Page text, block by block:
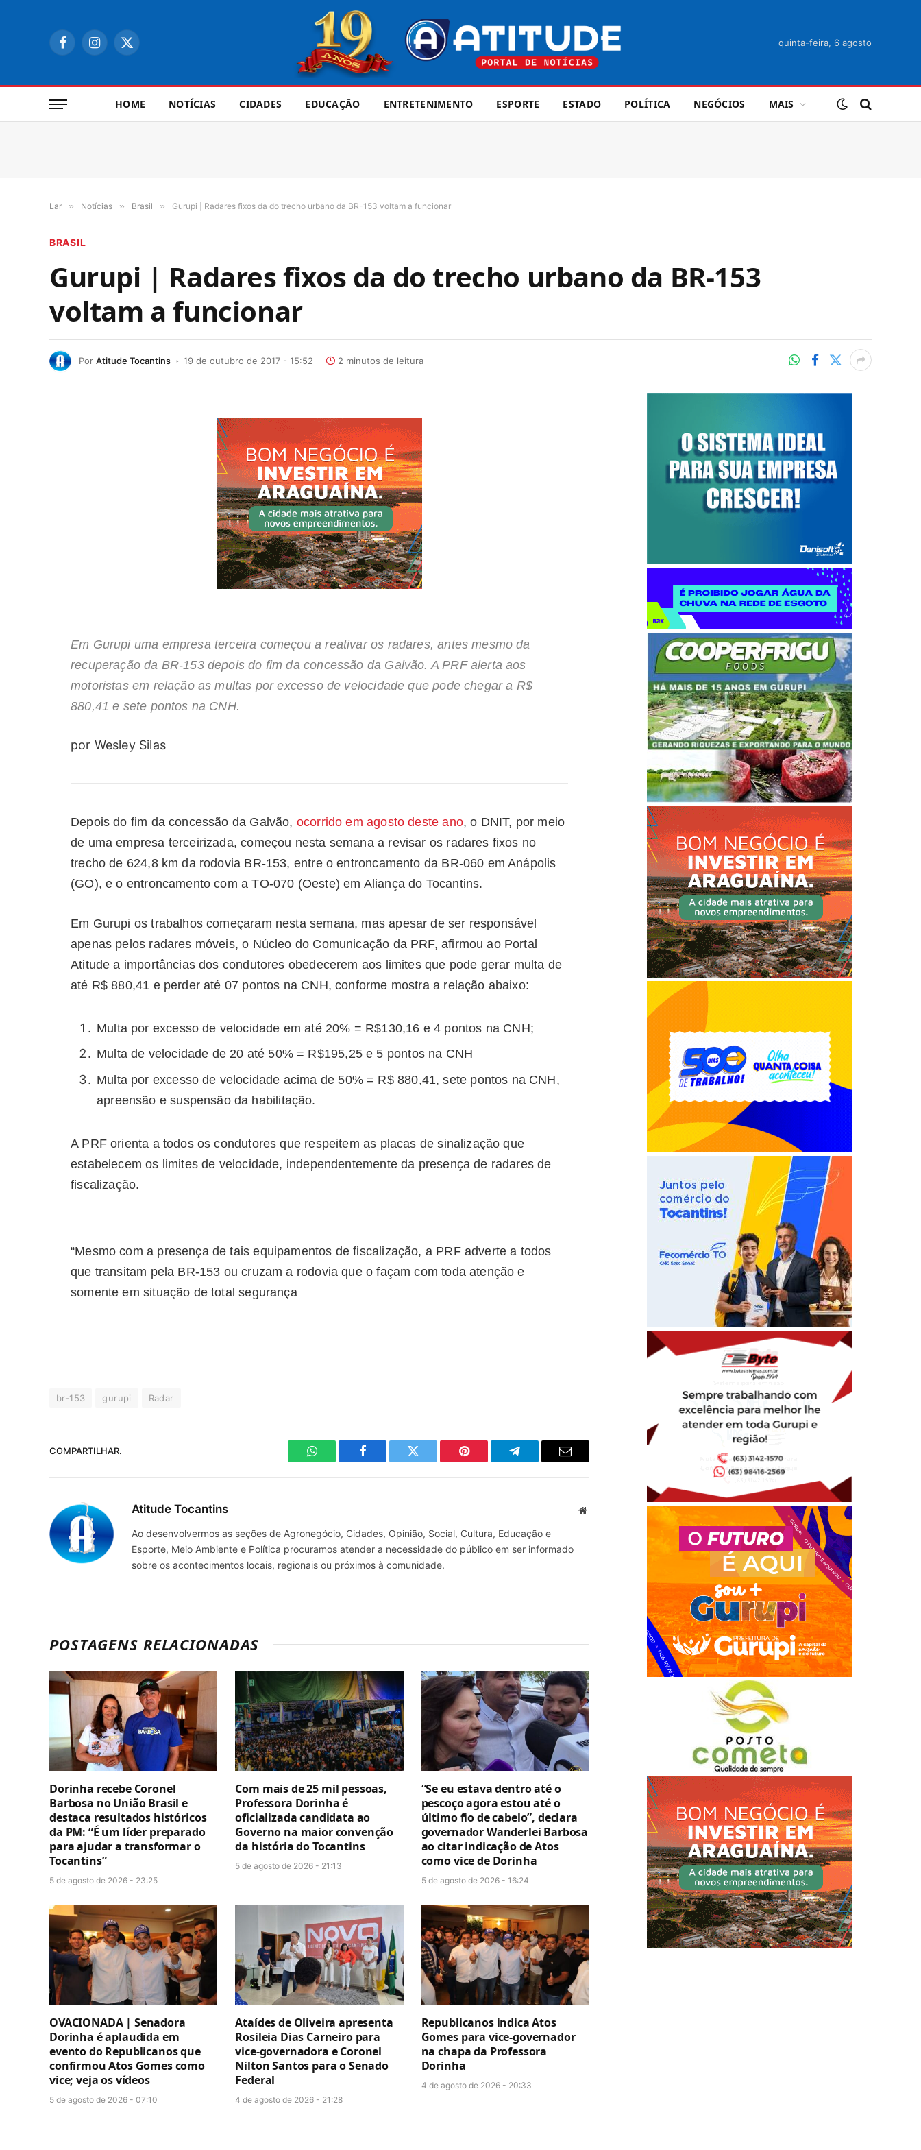
FacebookInstagram
X
quinta-feira, 6 agosto
HOME NOTÍCIAS CIDADES EDUCAÇÃO ENTRETENIMENTO ESPORTE ESTADO POLÍTICA NEGÓCIOS MAIS
Lar » Notícias » Brasil » Gurupi | Radares fixos da do trecho urbano da BR-153 voltam a funcionar
BRASIL
Gurupi | Radares fixos da do trecho urbano da BR-153
voltam a funcionar
Por Atitude Tocantins 19 de outubro de 2017 - 15:52 2 minutos de leitura
Em Gurupi uma empresa terceira começou a reativar os radares, antes mesmo da
recuperação da BR-153 depois do fim da concessão da Galvão. A PRF alerta aos
motoristas em relação as multas por excesso de velocidade que pode chegar a R$
880,41 e sete pontos na CNH.
por Wesley Silas
Depois do fim da concessão da Galvão, ocorrido em agosto deste ano, o DNIT, por meio
de uma empresa terceirizada, começou nesta semana a revisar os radares fixos no
trecho de 624,8 km da rodovia BR-153, entre o entroncamento da BR-060 em Anápolis
(GO), e o entroncamento com a TO-070 (Oeste) em Aliança do Tocantins.
Em Gurupi os trabalhos começaram nesta semana, mas apesar de ser responsável
apenas pelos radares móveis, o Núcleo do Comunicação da PRF, afirmou ao Portal
Atitude a importâncias dos condutores obedecerem aos limites que pode gerar multa de
até R$ 880,41 e perder até 07 pontos na CNH, conforme mostra a relação abaixo:
Multa por excesso de velocidade em até 20% = R$130,16 e 4 pontos na CNH;
Multa de velocidade de 20 até 50% = R$195,25 e 5 pontos na CNH
Multa por excesso de velocidade acima de 50% = R$ 880,41, sete pontos na CNH,
apreensão e suspensão da habilitação.
A PRF orienta a todos os condutores que respeitem as placas de sinalização que
estabelecem os limites de velocidade, independentemente da presença de radares de
fiscalização.
“Mesmo com a presença de tais equipamentos de fiscalização, a PRF adverte a todos
que transitam pela BR-153 ou cruzam a rodovia que o façam com toda atenção e
somente em situação de total segurança
br-153 gurupi Radar
COMPARTILHAR.
WhatsAppFacebook Twitter Pinterest TelegramaE-
Atitude Tocantins Site
Ao desenvolvermos as seções de Agronegócio, Cidades, Opinião, Social, Cultura, Educação e
Esporte, Meio Ambiente e Política procuramos atender a necessidade do público em ser informado
sobre os acontecimentos locais, regionais ou próximos à comunidade.
POSTAGENS RELACIONADAS
Dorinha recebe Coronel
Barbosa no União Brasil e
destaca resultados históricos
da PM: “É um líder preparado
para ajudar a transformar o
Tocantins”
5 de agosto de 2026 - 23:25
Com mais de 25 mil pessoas,
Professora Dorinha é
oficializada candidata ao
Governo na maior convenção
da história do Tocantins
5 de agosto de 2026 - 21:13
“Se eu estava dentro até o
pescoço agora estou até o
último fio de cabelo”, declara
governador Wanderlei Barbosa
ao citar indicação de Atos
como vice de Dorinha
5 de agosto de 2026 - 16:24
OVACIONADA | Senadora
Dorinha é aplaudida em
evento do Republicanos que
confirmou Atos Gomes como
vice; veja os vídeos
5 de agosto de 2026 - 07:10
Ataídes de Oliveira apresenta
Rosileia Dias Carneiro para
vice-governadora e Coronel
Nilton Santos para o Senado
Federal
4 de agosto de 2026 - 21:28
Republicanos indica Atos
Gomes para vice-governador
na chapa da Professora
Dorinha
4 de agosto de 2026 - 20:33